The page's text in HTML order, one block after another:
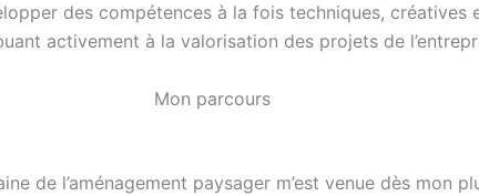
des compétences à la fois techniques, créatives
activement à la valorisation des projets de
Mon parcours
de l’aménagement paysager m’est venue dès mon